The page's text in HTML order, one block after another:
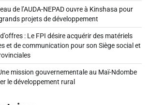
de l’AUDA-NEPAD ouvre à Kinshasa pour
projets de développement
: Le FPI désire acquérir des matériels
et de communication pour son Siège social et
mission gouvernementale au Maï-Ndombe
le développement rural